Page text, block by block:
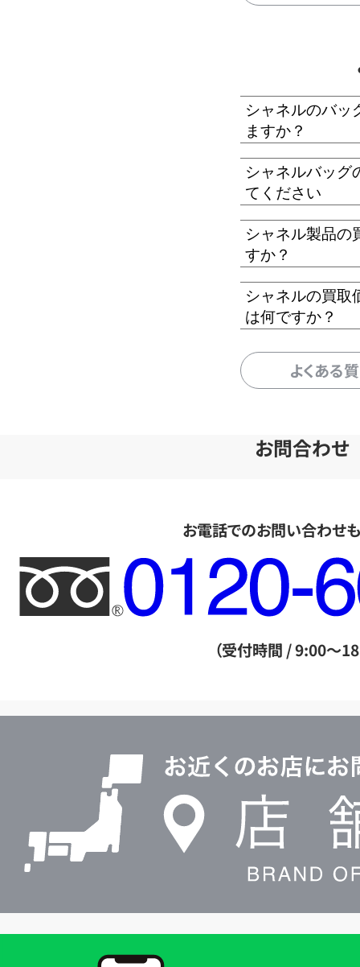
シャネルのバッ
ますか？
シャネルバッグ
てください
シャネル製品の
すか？
シャネルの買取
は何ですか？
よくある
お問合わせ
お電話でのお問い合わせ
フ
リ
ー
ル
（受付時間 / 9:00～